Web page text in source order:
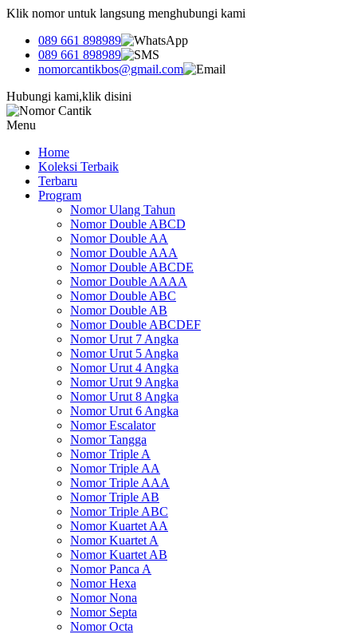
Klik nomor untuk langsung menghubungi kami
089 661 898989
089 661 898989
nomorcantikbos@gmail.com
Hubungi kami,klik disini
Menu
Home
Koleksi Terbaik
Terbaru
Program
Nomor Ulang Tahun
Nomor Double ABCD
Nomor Double AA
Nomor Double AAA
Nomor Double ABCDE
Nomor Double AAAA
Nomor Double ABC
Nomor Double AB
Nomor Double ABCDEF
Nomor Urut 7 Angka
Nomor Urut 5 Angka
Nomor Urut 4 Angka
Nomor Urut 9 Angka
Nomor Urut 8 Angka
Nomor Urut 6 Angka
Nomor Escalator
Nomor Tangga
Nomor Triple A
Nomor Triple AA
Nomor Triple AAA
Nomor Triple AB
Nomor Triple ABC
Nomor Kuartet AA
Nomor Kuartet A
Nomor Kuartet AB
Nomor Panca A
Nomor Hexa
Nomor Nona
Nomor Septa
Nomor Octa